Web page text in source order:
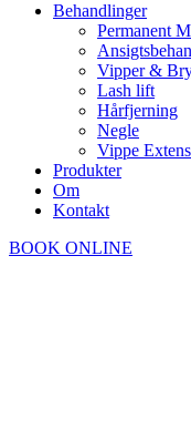
Behandlinger
Permanent
Vipper &
Lash lift
Hårfjerning
Negle
Vippe
Produkter
Om
Kontakt
BOOK ONLINE